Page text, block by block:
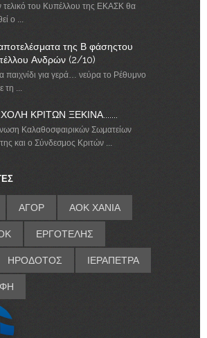
τελικό του Κυπέλλου της ΕΚΑΣΚ θα
ο ...
της Β φάσηςτου
Ανδρών (2/10)
παιχνίδι για γερά… νεύρα το Ρέθυμνο
τη ...
ΚΡΙΤΩΝ ΞΕΚΙΝΑ.......
Καλαθοσφαιρικών Σωματείων
και ο Σύνδεσμος Κριτών ...
ΑΓΟΡ ΑΟΚ ΧΑΝΙΑ
ΕΡΓΟΤΕΛΗΣ
ΗΡΟΔΟΤΟΣ ΙΕΡΑΠΕΤΡΑ